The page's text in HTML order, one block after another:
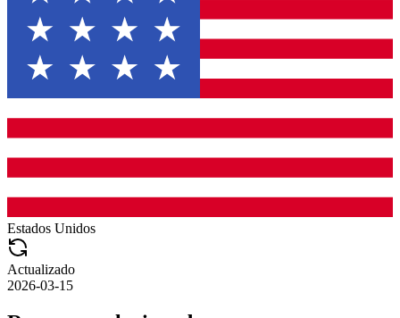
Estados Unidos
Actualizado
2026-03-15